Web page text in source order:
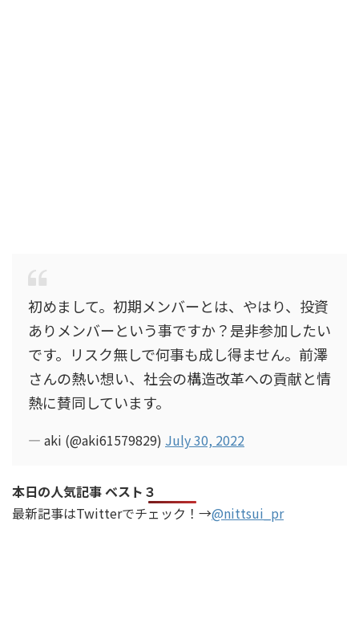
初めまして。初期メンバーとは、やはり、投資
ありメンバーという事ですか？是非参加したい
です。リスク無しで何事も成し得ません。前澤
さんの熱い想い、社会の構造改革への貢献と情
熱に賛同しています。
— aki (@aki61579829) July 30, 2022
本日の人気記事 ベスト３
最新記事はTwitterでチェック！→@nittsui_pr